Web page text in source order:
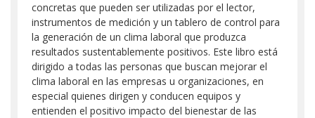
concretas que pueden ser utilizadas por el lector,
instrumentos de medición y un tablero de control para
la generación de un clima laboral que produzca
resultados sustentablemente positivos. Este libro está
dirigido a todas las personas que buscan mejorar el
clima laboral en las empresas u organizaciones, en
especial quienes dirigen y conducen equipos y
entienden el positivo impacto del bienestar de las